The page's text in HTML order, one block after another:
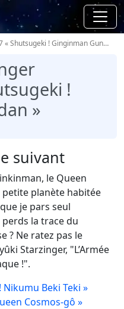
Shutsugeki ! Ginginman Gundan »
!
»
suivant
le Queen
planète habitée
je pars seul
la trace du
? Ne ratez pas le
Starzinger, "L’Armée
!".
Beki Teki »
Cosmos-gô »